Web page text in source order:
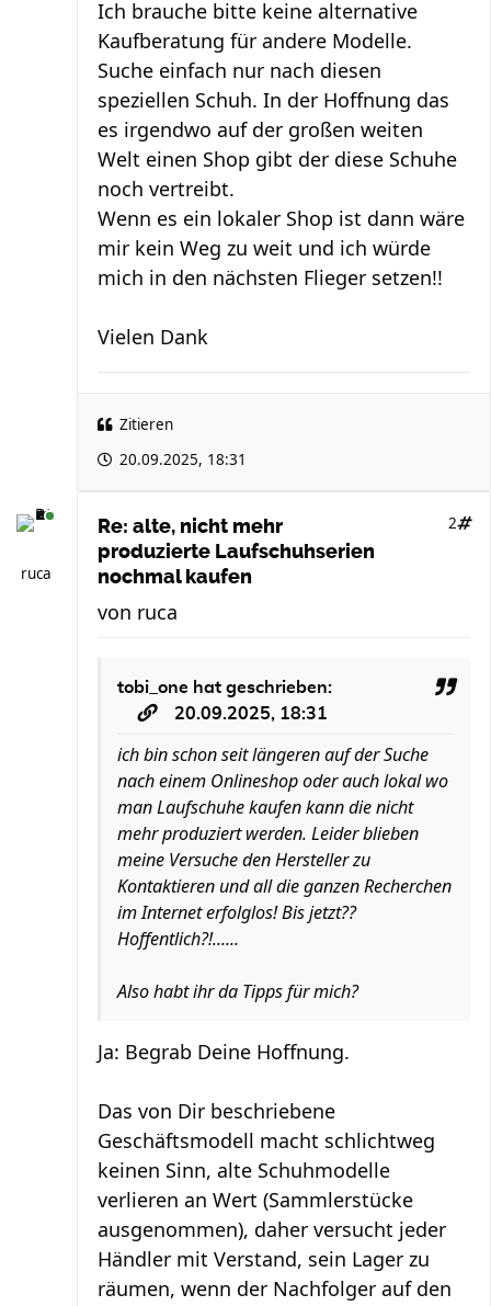
Ich brauche bitte keine alternative
Kaufberatung für andere Modelle.
Suche einfach nur nach diesen
speziellen Schuh. In der Hoffnung das
es irgendwo auf der großen weiten
Welt einen Shop gibt der diese Schuhe
noch vertreibt.
Wenn es ein lokaler Shop ist dann wäre
mir kein Weg zu weit und ich würde
mich in den nächsten Flieger setzen!!
Vielen Dank
Zitieren
20.09.2025, 18:31
ruca
Re: alte, nicht mehr
produzierte Laufschuhserien
nochmal kaufen
2
von ruca
tobi_one hat geschrieben:
20.09.2025, 18:31
ich bin schon seit längeren auf der Suche
nach einem Onlineshop oder auch lokal wo
man Laufschuhe kaufen kann die nicht
mehr produziert werden. Leider blieben
meine Versuche den Hersteller zu
Kontaktieren und all die ganzen Recherchen
im Internet erfolglos! Bis jetzt??
Hoffentlich?!......
Also habt ihr da Tipps für mich?
Ja: Begrab Deine Hoffnung.
Das von Dir beschriebene
Geschäftsmodell macht schlichtweg
keinen Sinn, alte Schuhmodelle
verlieren an Wert (Sammlerstücke
ausgenommen), daher versucht jeder
Händler mit Verstand, sein Lager zu
räumen, wenn der Nachfolger auf den